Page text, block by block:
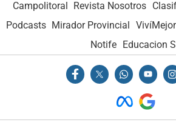
Campolitoral Revista Nosotros
Podcasts Mirador Provincial
Notife
Educacion